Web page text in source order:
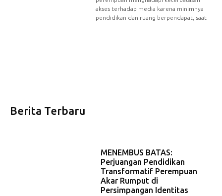
akses terhadap media karena minimnya
pendidikan dan ruang berpendapat, saat
Berita Terbaru
MENEMBUS BATAS:
Perjuangan Pendidikan
Transformatif Perempuan
Akar Rumput di
Persimpangan Identitas